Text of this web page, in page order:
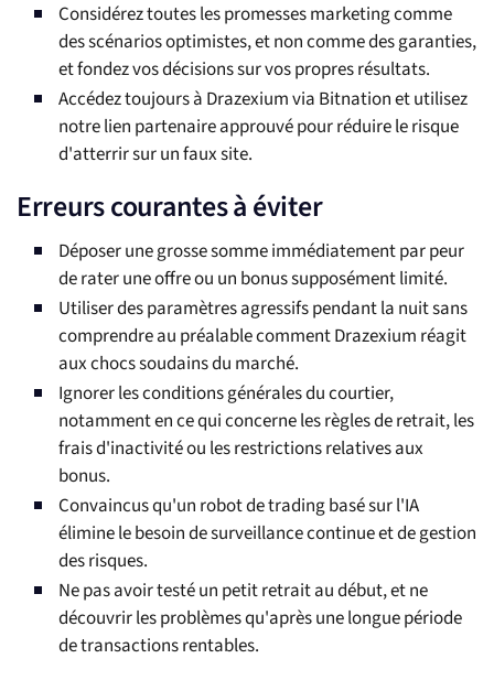
Considérez toutes les promesses marketing comme
des scénarios optimistes, et non comme des garanties,
et fondez vos décisions sur vos propres résultats.
Accédez toujours à Drazexium via Bitnation et utilisez
notre lien partenaire approuvé pour réduire le risque
d'atterrir sur un faux site.
Erreurs courantes à éviter
Déposer une grosse somme immédiatement par peur
de rater une offre ou un bonus supposément limité.
Utiliser des paramètres agressifs pendant la nuit sans
comprendre au préalable comment Drazexium réagit
aux chocs soudains du marché.
Ignorer les conditions générales du courtier,
notamment en ce qui concerne les règles de retrait, les
frais d'inactivité ou les restrictions relatives aux
bonus.
Convaincus qu'un robot de trading basé sur l'IA
élimine le besoin de surveillance continue et de gestion
des risques.
Ne pas avoir testé un petit retrait au début, et ne
découvrir les problèmes qu'après une longue période
de transactions rentables.